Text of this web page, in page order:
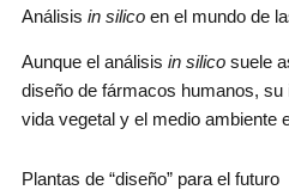
Análisis in silicoen el mundo de
Aunque el análisis in silicosuele
diseño de fármacos humanos,
vida vegetal y el medio ambiente
Plantas de “diseño” para el futuro